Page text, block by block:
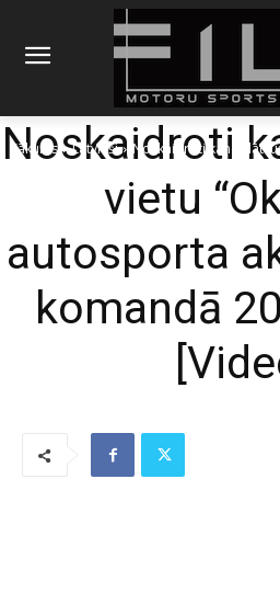
Sākums Latvieši
Noskaidroti kandidāti
Noskaidroti
vietu
autosporta
komandā